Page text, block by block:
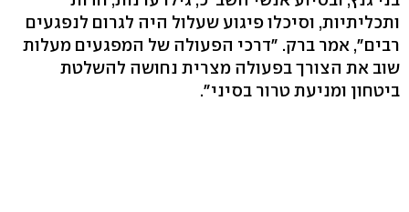
ותכליתיות, וסיכלו פיגוע שעלול היה לגרום לנפגעים
רבים", אמר ברק. "דרכי הפעולה של המפגעים מעלות
שוב את הצורך בפעולה מצרית נחושה להשלטת
ביטחון ומניעת טרור בסיני".